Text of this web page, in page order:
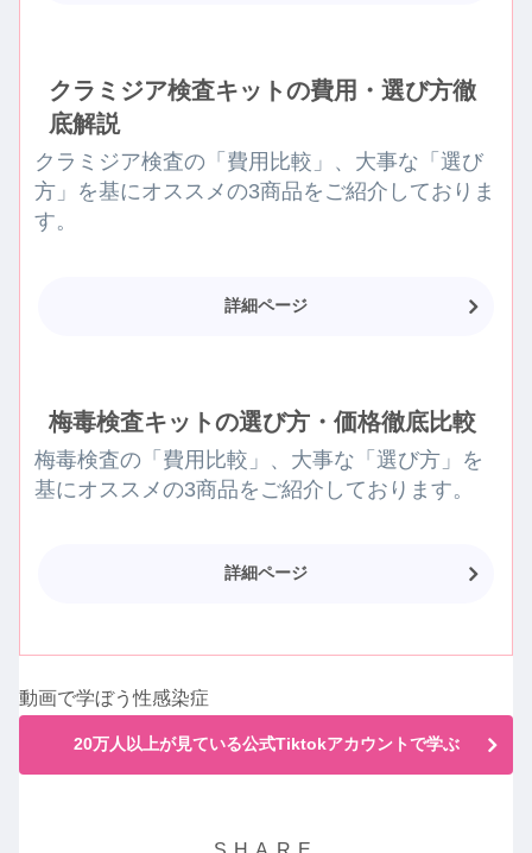
クラミジア検査キットの費用・選び方徹
底解説
クラミジア検査の「費用比較」、大事な「選び
方」を基にオススメの3商品をご紹介しておりま
す。
詳細ページ
梅毒検査キットの選び方・価格徹底比較
梅毒検査の「費用比較」、大事な「選び方」を
基にオススメの3商品をご紹介しております。
詳細ページ
動画で学ぼう性感染症
20万人以上が見ている公式Tiktokアカウントで学ぶ